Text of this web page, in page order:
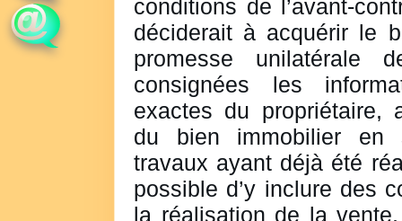
conditions de l’avant-
déciderait à acquérir le
promesse unilatérale
consignées les
exactes du propriétaire,
du bien immobilier en
travaux ayant déjà été
possible d’y inclure des
la réalisation de la